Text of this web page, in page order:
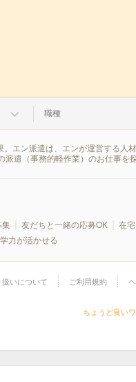
職種
エン派遣は、エンが運営する
遣（事務的軽作業）のお仕事を探
集 友だちと一緒の応募OK 在
力が活かせる
いについて ご利用規約
ちょうど良い